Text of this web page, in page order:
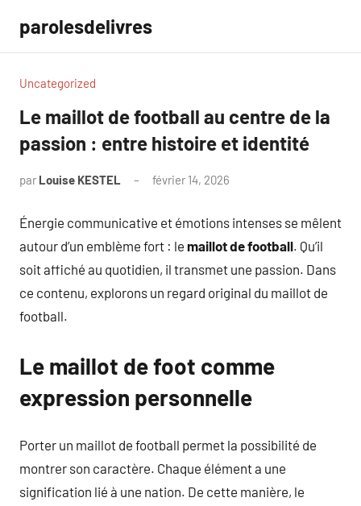
contenu
parolesdelivres
Uncategorized
Le maillot de football au centre de la
passion : entre histoire et identité
par Louise KESTEL février 14, 2026
Énergie communicative et émotions intenses se mêlent
autour d’un emblème fort : le maillot de football. Qu’il
soit affiché au quotidien, il transmet une passion. Dans
ce contenu, explorons un regard original du maillot de
football.
Le maillot de foot comme
expression personnelle
Porter un maillot de football permet la possibilité de
montrer son caractère. Chaque élément a une
signification lié à une nation. De cette manière, le